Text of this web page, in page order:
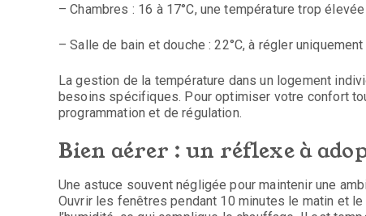
– Chambres : 16 à 17°C, une température trop
– Salle de bain et douche : 22°C, à régler
La gestion de la température dans un logement
besoins spécifiques. Pour optimiser votre confort
programmation et de régulation.
Bien aérer : un réflexe à
Une astuce souvent négligée pour maintenir une
Ouvrir les fenêtres pendant 10 minutes le matin et le